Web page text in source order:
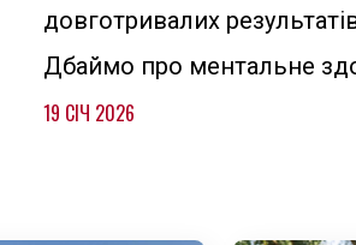
довготривалих
Дбаймо про ментальне
19 СІЧ 2026